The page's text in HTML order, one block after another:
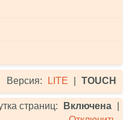
Версия: LITE TOUCH
страниц: Включена